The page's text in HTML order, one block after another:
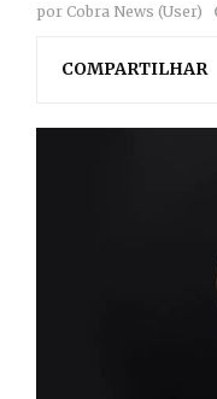
Rpor Cobra News (User)
COMPARTILHAR